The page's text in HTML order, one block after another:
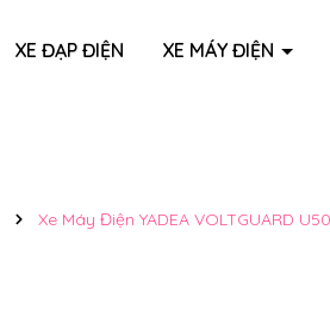
XE ĐẠP ĐIỆN XE MÁY ĐIỆN
Xe Máy Điện YADEA VOLTGUARD